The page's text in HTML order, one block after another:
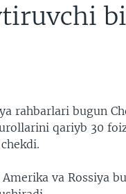
rahbarlari bugun
qariyb 30
va Rossiya